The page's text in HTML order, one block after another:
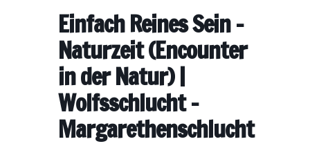
Einfach Reines Sein –
Naturzeit (Encounter
in der Natur) |
Wolfsschlucht –
Margarethenschlucht